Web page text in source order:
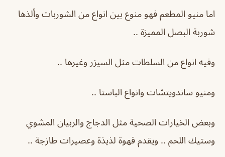
اما منيو المطعم فهو منوع بين انواع من الشوربات وألذها
شوربة البصل المميزة ..
وفيه انواع من السلطات مثل السيزر وغيرها ..
ومنيو ساندويتشات وانواع الباستا ..
وبعض الخيارات الصحية مثل الدجاج والربيان المشوي
وستيك اللحم .. ويقدم قهوة لذيذة وعصيرات طازجة ..